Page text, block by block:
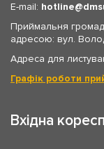
E-mail: hotline
Приймальня
адресою: вул.
Адреса для
Графік роботи
Вхідна